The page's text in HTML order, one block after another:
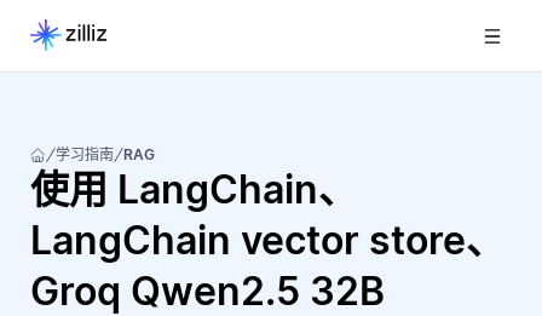
学习指南 RAG
使用 LangChain、
LangChain vector store、
Groq Qwen2.5 32B